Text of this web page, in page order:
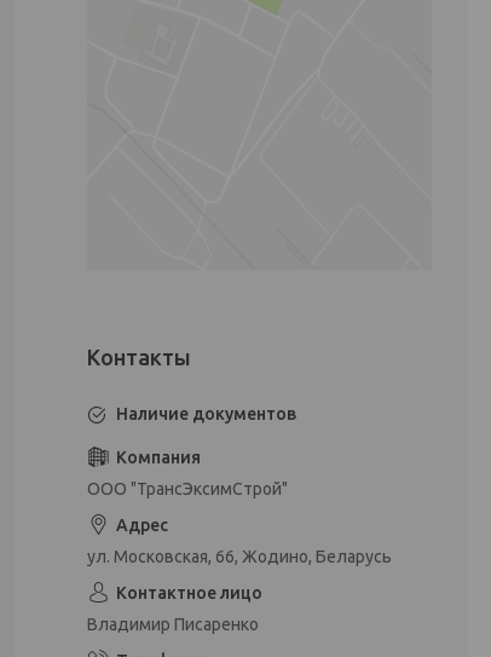
Наличие документов
ООО "ТрансЭксимСтрой"
ул. Московская, 66, Жодино, Беларусь
Владимир Писаренко